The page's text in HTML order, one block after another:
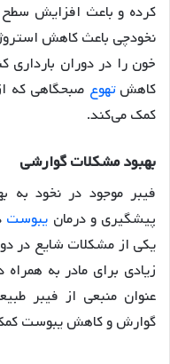
کرده و باعث افزایش
نخودچی باعث کاهش
خون را در دوران بارداری
کاهشتهوع صبحگاهی که
کمک می‌کند.
بهبودمشکلاتگوارشی
فیبر موجود در نخود به
پیشگیری و درمان یبوست
یکی از مشکلات شایع در
زیادی برای مادر به
عنوان منبعی از فیبر
گوارش و کاهش یبوست